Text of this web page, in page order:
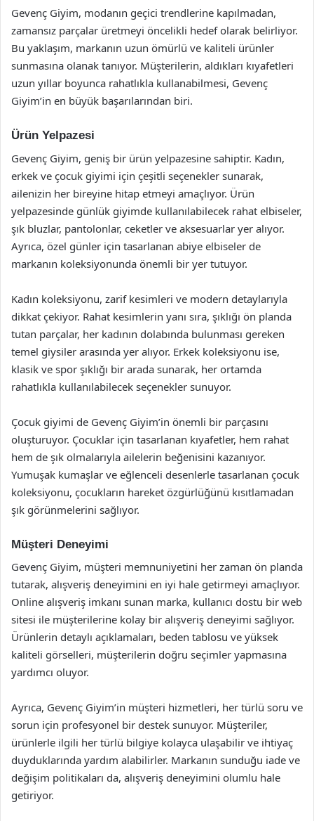
Gevenç Giyim, modanın geçici trendlerine kapılmadan,
zamansız parçalar üretmeyi öncelikli hedef olarak belirliyor.
Bu yaklaşım, markanın uzun ömürlü ve kaliteli ürünler
sunmasına olanak tanıyor. Müşterilerin, aldıkları kıyafetleri
uzun yıllar boyunca rahatlıkla kullanabilmesi, Gevenç
Giyim’in en büyük başarılarından biri.
Ürün Yelpazesi
Gevenç Giyim, geniş bir ürün yelpazesine sahiptir. Kadın,
erkek ve çocuk giyimi için çeşitli seçenekler sunarak,
ailenizin her bireyine hitap etmeyi amaçlıyor. Ürün
yelpazesinde günlük giyimde kullanılabilecek rahat elbiseler,
şık bluzlar, pantolonlar, ceketler ve aksesuarlar yer alıyor.
Ayrıca, özel günler için tasarlanan abiye elbiseler de
markanın koleksiyonunda önemli bir yer tutuyor.
Kadın koleksiyonu, zarif kesimleri ve modern detaylarıyla
dikkat çekiyor. Rahat kesimlerin yanı sıra, şıklığı ön planda
tutan parçalar, her kadının dolabında bulunması gereken
temel giysiler arasında yer alıyor. Erkek koleksiyonu ise,
klasik ve spor şıklığı bir arada sunarak, her ortamda
rahatlıkla kullanılabilecek seçenekler sunuyor.
Çocuk giyimi de Gevenç Giyim’in önemli bir parçasını
oluşturuyor. Çocuklar için tasarlanan kıyafetler, hem rahat
hem de şık olmalarıyla ailelerin beğenisini kazanıyor.
Yumuşak kumaşlar ve eğlenceli desenlerle tasarlanan çocuk
koleksiyonu, çocukların hareket özgürlüğünü kısıtlamadan
şık görünmelerini sağlıyor.
Müşteri Deneyimi
Gevenç Giyim, müşteri memnuniyetini her zaman ön planda
tutarak, alışveriş deneyimini en iyi hale getirmeyi amaçlıyor.
Online alışveriş imkanı sunan marka, kullanıcı dostu bir web
sitesi ile müşterilerine kolay bir alışveriş deneyimi sağlıyor.
Ürünlerin detaylı açıklamaları, beden tablosu ve yüksek
kaliteli görselleri, müşterilerin doğru seçimler yapmasına
yardımcı oluyor.
Ayrıca, Gevenç Giyim’in müşteri hizmetleri, her türlü soru ve
sorun için profesyonel bir destek sunuyor. Müşteriler,
ürünlerle ilgili her türlü bilgiye kolayca ulaşabilir ve ihtiyaç
duyduklarında yardım alabilirler. Markanın sunduğu iade ve
değişim politikaları da, alışveriş deneyimini olumlu hale
getiriyor.